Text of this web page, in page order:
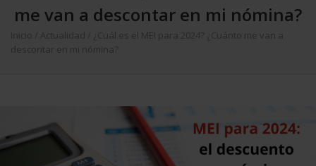
me van a descontar en mi nómina?
Inicio Actualidad
¿Cuál es el MEI para 2024? ¿Cuánto me van a
descontar en mi nómina?